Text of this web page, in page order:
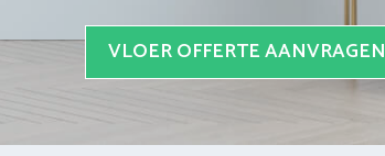
VLOER OFFERTE AANVRAGEN